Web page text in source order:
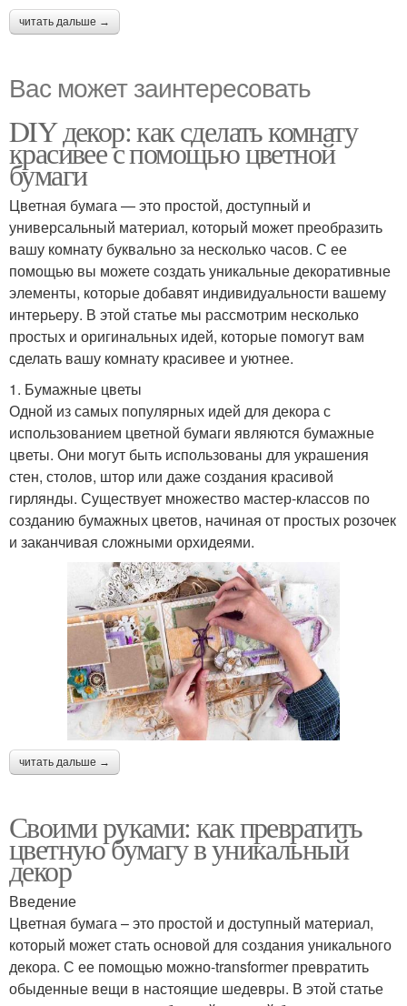
читать дальше →
Вас может заинтересовать
DIY декор: как сделать комнату
красивее с помощью цветной
бумаги
Цветная бумага — это простой, доступный и
универсальный материал, который может преобразить
вашу комнату буквально за несколько часов. С ее
помощью вы можете создать уникальные декоративные
элементы, которые добавят индивидуальности вашему
интерьеру. В этой статье мы рассмотрим несколько
простых и оригинальных идей, которые помогут вам
сделать вашу комнату красивее и уютнее.
1. Бумажные цветы
Одной из самых популярных идей для декора с
использованием цветной бумаги являются бумажные
цветы. Они могут быть использованы для украшения
стен, столов, штор или даже создания красивой
гирлянды. Существует множество мастер-классов по
созданию бумажных цветов, начиная от простых розочек
и заканчивая сложными орхидеями.
читать дальше →
Своими руками: как превратить
цветную бумагу в уникальный
декор
Введение
Цветная бумага – это простой и доступный материал,
который может стать основой для создания уникального
декора. С ее помощью можно-transformer превратить
обыденные вещи в настоящие шедевры. В этой статье